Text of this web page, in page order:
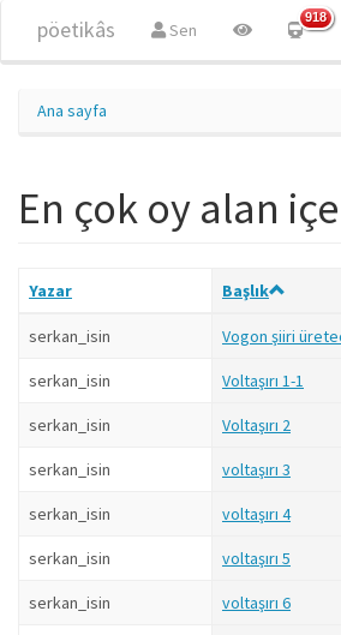
pöetikâs Sen
918
Ana sayfa
En çok oy alan
Yazar Başlık
serkan_isin Vogon şiiri
serkan_isin Voltaşırı 1-1
serkan_isin Voltaşırı 2
serkan_isin voltaşırı 3
serkan_isin voltaşırı 4
serkan_isin voltaşırı 5
serkan_isin voltaşırı 6